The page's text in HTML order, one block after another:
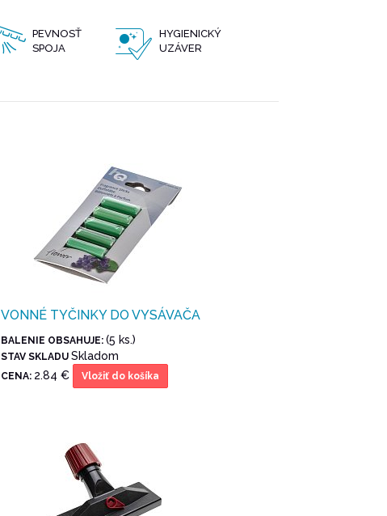
PEVNOSŤ
SPOJA
HYGIENICKÝ
UZÁVER
VONNÉ TYČINKY DO VYSÁVAČA
BALENIE OBSAHUJE:(5 ks.)
STAV SKLADUSkladom
CENA: 2.84 € Vložiť do košíka